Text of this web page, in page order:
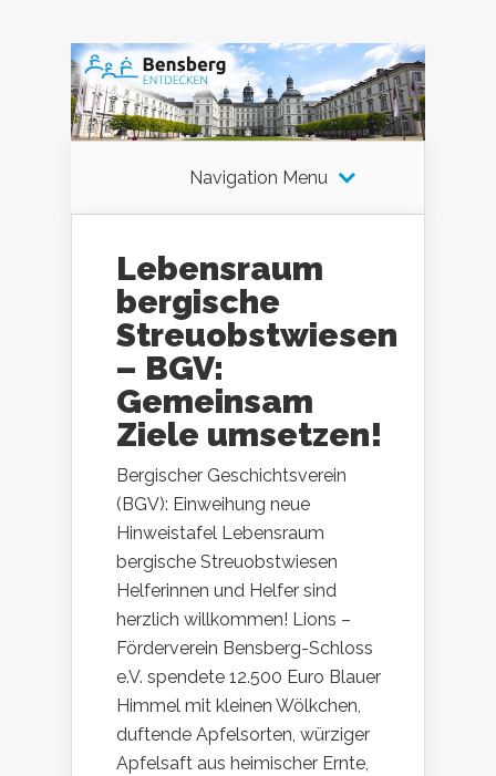
Navigation Menu
Lebensraum
bergische
Streuobstwiesen
– BGV:
Gemeinsam
Ziele umsetzen!
Bergischer Geschichtsverein
(BGV): Einweihung neue
Hinweistafel Lebensraum
bergische Streuobstwiesen
Helferinnen und Helfer sind
herzlich willkommen! Lions –
Förderverein Bensberg-Schloss
e.V. spendete 12.500 Euro Blauer
Himmel mit kleinen Wölkchen,
duftende Apfelsorten, würziger
Apfelsaft aus heimischer Ernte,